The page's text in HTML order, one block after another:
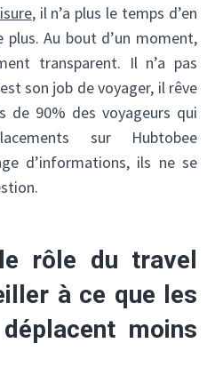
, il n’a plus le temps d’en
plus. Au bout d’un moment,
transparent. Il n’a pas
son job de voyager, il rêve
de 90% des voyageurs qui
sur Hubtobee
d’informations, ils ne se
rôle du travel
à ce que les
moins